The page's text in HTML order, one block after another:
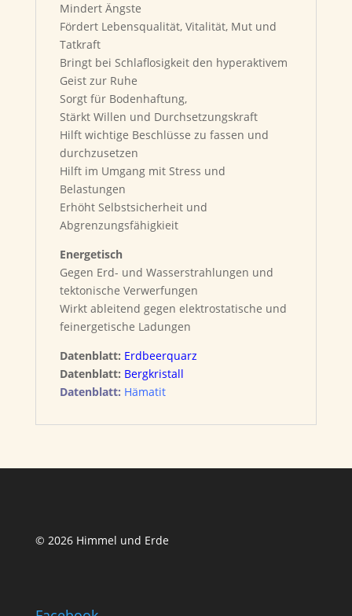
Mindert Ängste
Fördert Lebensqualität, Vitalität, Mut und
Tatkraft
Bringt bei Schlaflosigkeit den hyperaktivem
Geist zur Ruhe
Sorgt für Bodenhaftung,
Stärkt Willen und Durchsetzungskraft
Hilft wichtige Beschlüsse zu fassen und
durchzusetzen
Hilft im Umgang mit Stress und
Belastungen
Erhöht Selbstsicherheit und
Abgrenzungsfähigkieit
Energetisch
Gegen Erd- und Wasserstrahlungen und
tektonische Verwerfungen
Wirkt ableitend gegen elektrostatische und
feinergetische Ladungen
Datenblatt: Erdbeerquarz
Datenblatt: Bergkristall
Datenblatt: Hämatit
© 2026 Himmel und Erde